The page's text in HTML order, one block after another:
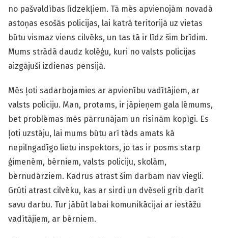
no pašvaldības līdzekļiem. Tā mēs apvienojām novadā
astoņas esošās policijas, lai katrā teritorijā uz vietas
būtu vismaz viens cilvēks, un tas tā ir līdz šim brīdim.
Mums strādā daudz kolēģu, kuri no valsts policijas
aizgājuši izdienas pensijā.
Mēs ļoti sadarbojamies ar apvienību vadītājiem, ar
valsts policiju. Man, protams, ir jāpieņem gala lēmums,
bet problēmas mēs pārrunājam un risinām kopīgi. Es
ļoti uzstāju, lai mums būtu arī tāds amats kā
nepilngadīgo lietu inspektors, jo tas ir posms starp
ģimenēm, bērniem, valsts policiju, skolām,
bērnudārziem. Kadrus atrast šim darbam nav viegli.
Grūti atrast cilvēku, kas ar sirdi un dvēseli grib darīt
savu darbu. Tur jābūt labai komunikācijai ar iestāžu
vadītājiem, ar bērniem.